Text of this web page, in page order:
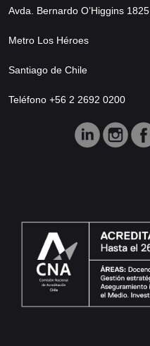
Avda. Bernardo O’Higgins 1825
Metro Los Héroes
Santiago de Chile
Teléfono +56 2 2692 0200